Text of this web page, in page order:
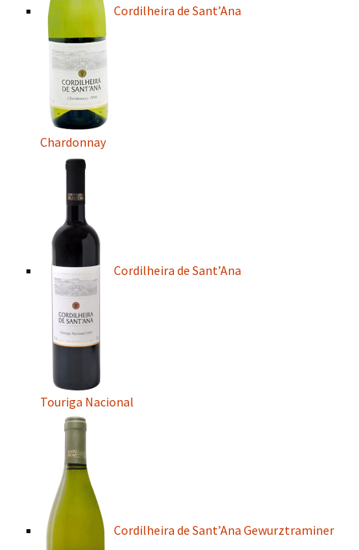
Cordilheira de Sant’Ana
Chardonnay
Cordilheira de Sant’Ana
Touriga Nacional
Cordilheira de Sant’Ana Gewurztraminer